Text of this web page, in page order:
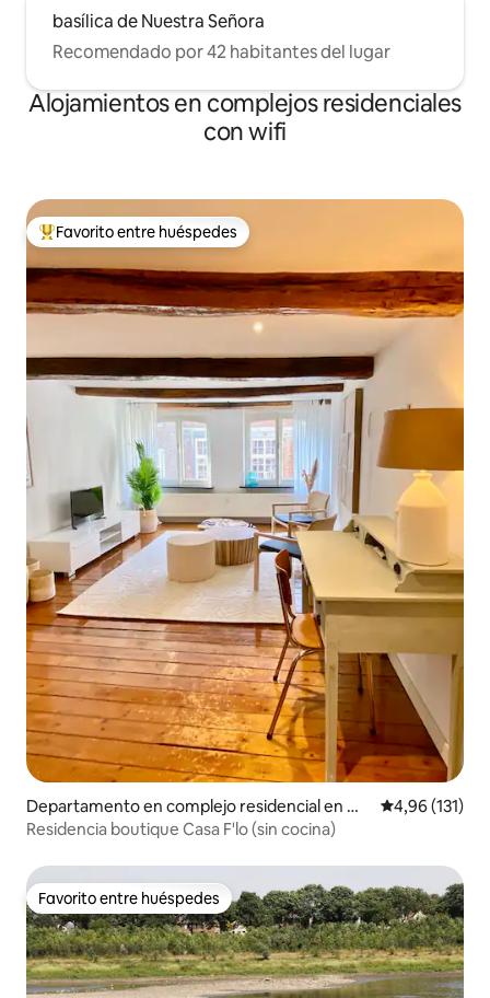
basílica de Nuestra Señora
Recomendado por 42 habitantes del lugar
Alojamientos en complejos residenciales
con wifi
Favorito entre los huéspedes más destacados
Favorito entre huéspedes
Departamento en complejo residencial en Ma
astricht
Calificación
4,96 (131)
Residencia boutique Casa F'lo (sin cocina)
Favorito entre huéspedes
Favorito entre huéspedes